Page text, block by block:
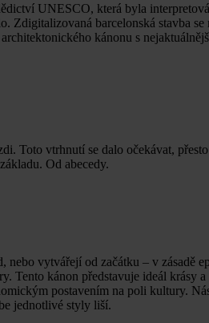
UNESCO, která byla
barcelonská stavba se
kánonu s
Toto vtrhnutí se dalo očekávat,
Od abecedy.
vytvářejí od začátku – v zásadě
Tento kánon představuje ideál krásy
postavením na poli kultury.
jednotlivé styly liší.